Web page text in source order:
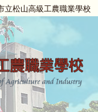
立松山高級工農職業學校